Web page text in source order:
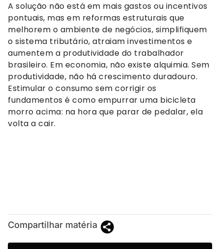
A solução não está em mais gastos ou incentivos
pontuais, mas em reformas estruturais que
melhorem o ambiente de negócios, simplifiquem
o sistema tributário, atraiam investimentos e
aumentem a produtividade do trabalhador
brasileiro. Em economia, não existe alquimia. Sem
produtividade, não há crescimento duradouro.
Estimular o consumo sem corrigir os
fundamentos é como empurrar uma bicicleta
morro acima: na hora que parar de pedalar, ela
volta a cair.
Compartilhar matéria